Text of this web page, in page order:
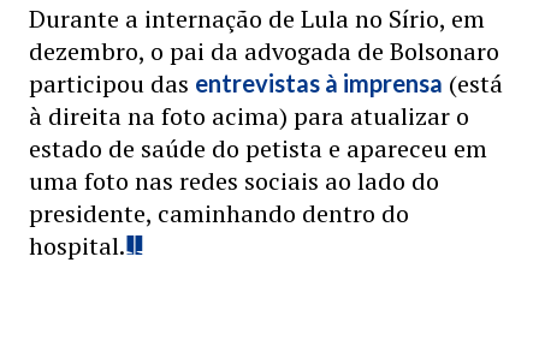
Durante a internação de Lula no Sírio, em
dezembro, o pai da advogada de Bolsonaro
participou das entrevistas à imprensa (está
à direita na foto acima) para atualizar o
estado de saúde do petista e apareceu em
uma foto nas redes sociais ao lado do
presidente, caminhando dentro do
hospital.